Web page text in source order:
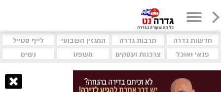
חדשות גדרה תרבות גדרה המגזין השבועי
לייף סטייל
פנאי ואוכל
צרכנות ועסקים משפט נשים